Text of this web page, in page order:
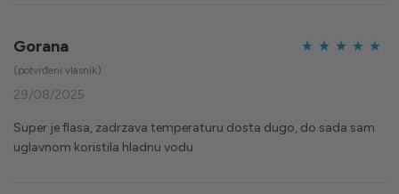
Gorana
(potvrđeni vlasnik)
29/08/2025
Super je flasa, zadrzava temperaturu dosta dugo, do sada sam
uglavnom koristila hladnu vodu